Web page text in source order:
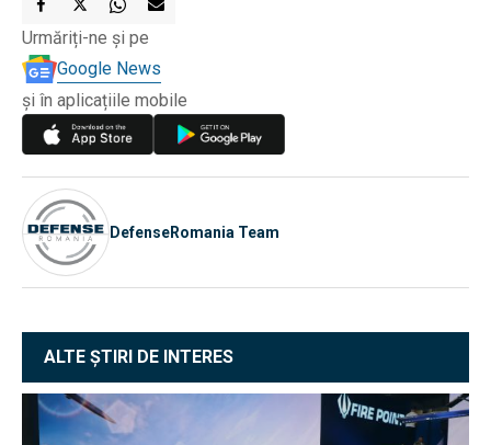
Urmăriți-ne și pe
Google News
și în aplicațiile mobile
DefenseRomania Team
ALTE ȘTIRI DE INTERES